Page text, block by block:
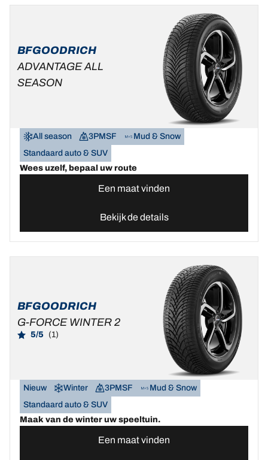
BFGOODRICH
ADVANTAGE ALL
SEASON
All season 3PMSF
Mud & Snow
Standaard auto & SUV
Wees uzelf, bepaal uw route
Een maat vinden
Bekijk de details
BFGOODRICH
G-FORCE WINTER 2
5/5 (1)
Nieuw Winter 3PMSF
Mud & Snow
Standaard auto & SUV
Maak van de winter uw speeltuin.
Een maat vinden